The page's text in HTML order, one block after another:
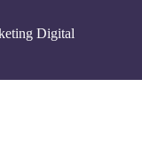
Digital